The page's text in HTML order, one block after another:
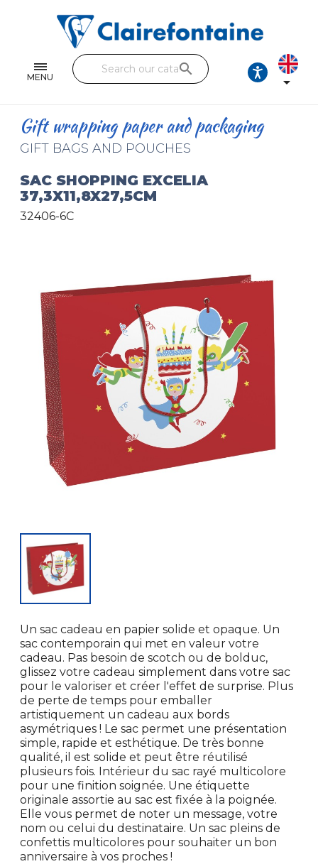
MENU
Single and double sheets
Fine arts
Handicraft
Pencil cases & Leather goods
search

Gift wrapping paper and packaging
GIFT BAGS AND POUCHES
SAC SHOPPING EXCELIA
37,3X11,8X27,5CM
32406-6C
Un sac cadeau en papier solide et opaque. Un
sac contemporain qui met en valeur votre
cadeau. Pas besoin de scotch ou de bolduc,
glissez votre cadeau simplement dans votre sac
pour le valoriser et créer l'effet de surprise. Plus
de perte de temps pour emballer
artistiquement un cadeau aux bords
asymétriques ! Le sac permet une présentation
simple, rapide et esthétique. De très bonne
qualité, il est solide et peut être réutilisé
plusieurs fois. Intérieur du sac rayé multicolore
pour une finition soignée. Une étiquette
originale assortie au sac est fixée à la poignée.
Elle vous permet de noter un message, votre
nom ou celui du destinataire. Un sac pleins de
confettis multicolores pour souhaiter un bon
anniversaire à vos proches !